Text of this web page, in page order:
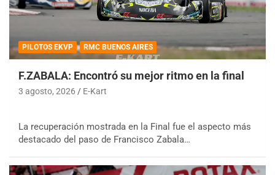
PILOTOS EKVP RMC BUENOS AIRES
F.ZABALA: Encontró su mejor ritmo en la final
3 agosto, 2026 E-Kart
La recuperación mostrada en la Final fue el aspecto más
destacado del paso de Francisco Zabala…